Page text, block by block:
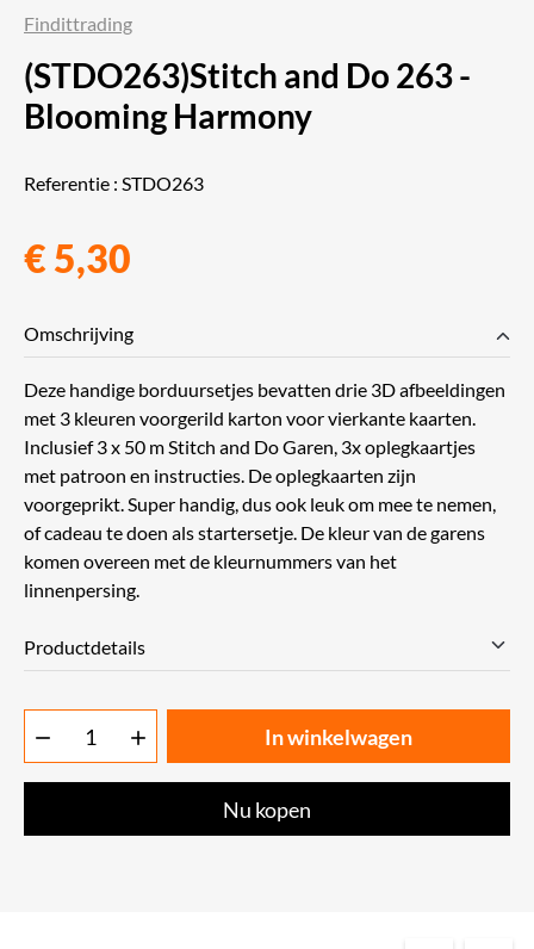
Findittrading
(STDO263)Stitch and Do 263 -
Blooming Harmony
Referentie : STDO263
€ 5,30
Omschrijving
Deze handige borduursetjes bevatten drie 3D afbeeldingen
met 3 kleuren voorgerild karton voor vierkante kaarten.
Inclusief 3 x 50 m Stitch and Do Garen, 3x oplegkaartjes
met patroon en instructies. De oplegkaarten zijn
voorgeprikt. Super handig, dus ook leuk om mee te nemen,
of cadeau te doen als startersetje. De kleur van de garens
komen overeen met de kleurnummers van het
linnenpersing.
Productdetails
  In winkelwagen
Nu kopen